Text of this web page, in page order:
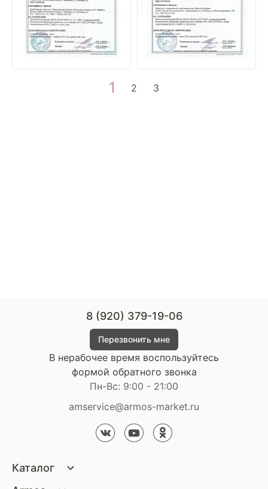
1 2 3
Каталог
8 (920) 379-19-06
Перезвонить мне
В нерабочее время воспользуйтесь
формой обратного звонка
Пн-Вс: 9:00 - 21:00
amservice@armos-market.ru